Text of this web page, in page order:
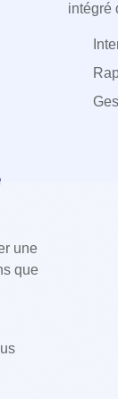
intégré
une
que